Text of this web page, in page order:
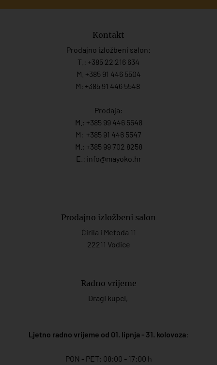
Kontakt
Prodajno izložbeni salon:
T.: +385 22 216 634
M. +385 91 446 5504
M: +385 91 446 5548
Prodaja:
M.: +385 99 446 5548
M: +385 91 446 5547
M.: +385 99 702 8258
E.: info@mayoko. hr
Prodajno izložbeni salon
Ćirila i Metoda 11
22211 Vodice
Radno vrijeme
Dragi kupci,
Ljetno radno vrijeme od 01. lipnja - 31. kolovoza:
PON - PET: 08:00 - 17:00 h